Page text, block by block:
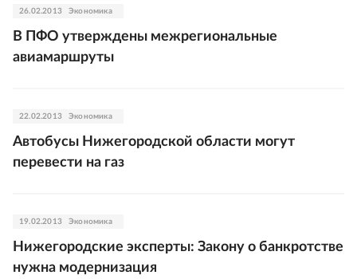
26.02.2013 Экономика
В ПФО утверждены межрегиональные
авиамаршруты
22.02.2013 Экономика
Автобусы Нижегородской области могут
перевести на газ
19.02.2013 Экономика
Нижегородские эксперты: Закону о банкротстве
нужна модернизация